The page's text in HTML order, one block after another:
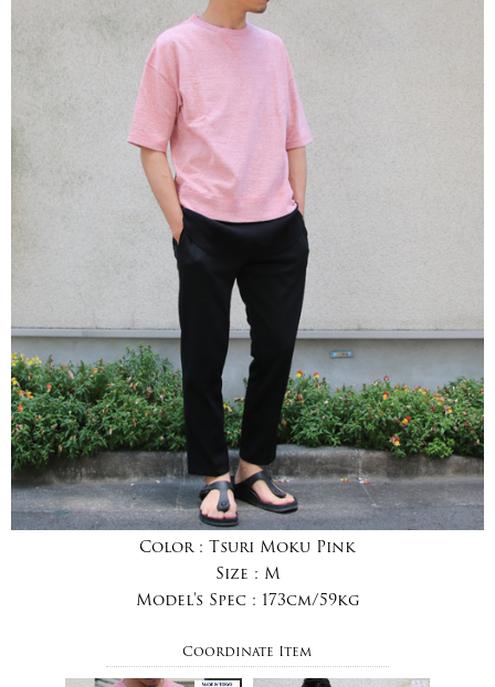
Color : Tsuri Moku Pink
Size : M
Model's Spec : 173cm/59kg
Coordinate Item